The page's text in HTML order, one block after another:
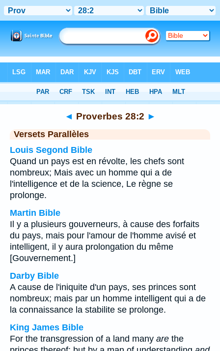
Chapitre 28 > Verset 2
◄ Proverbes 28:2 ►
Versets Parallèles
Louis Segond Bible
Quand un pays est en révolte, les chefs sont
nombreux; Mais avec un homme qui a de
l'intelligence et de la science, Le règne se
prolonge.
Martin Bible
Il y a plusieurs gouverneurs, à cause des forfaits
du pays, mais pour l'amour de l'homme avisé et
intelligent, il y aura prolongation du même
[Gouvernement.]
Darby Bible
A cause de l'iniquite d'un pays, ses princes sont
nombreux; mais par un homme intelligent qui a de
la connaissance la stabilite se prolonge.
King James Bible
For the transgression of a land many are the